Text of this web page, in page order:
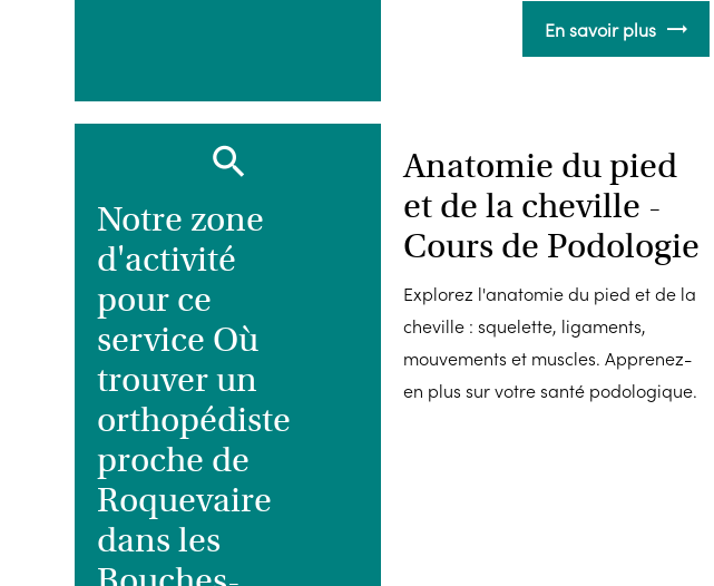
En savoir plus
Notre zone
d'activité
pour ce
service Où
trouver un
orthopédiste
proche de
Roquevaire
dans les
Anatomie du pied
et de la cheville -
Cours de Podologie
Explorez l'anatomie du pied et de la
cheville : squelette, ligaments,
mouvements et muscles. Apprenez-
en plus sur votre santé podologique.